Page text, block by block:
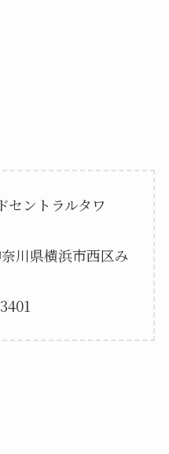
セントラルタワ
川県横浜市西区み